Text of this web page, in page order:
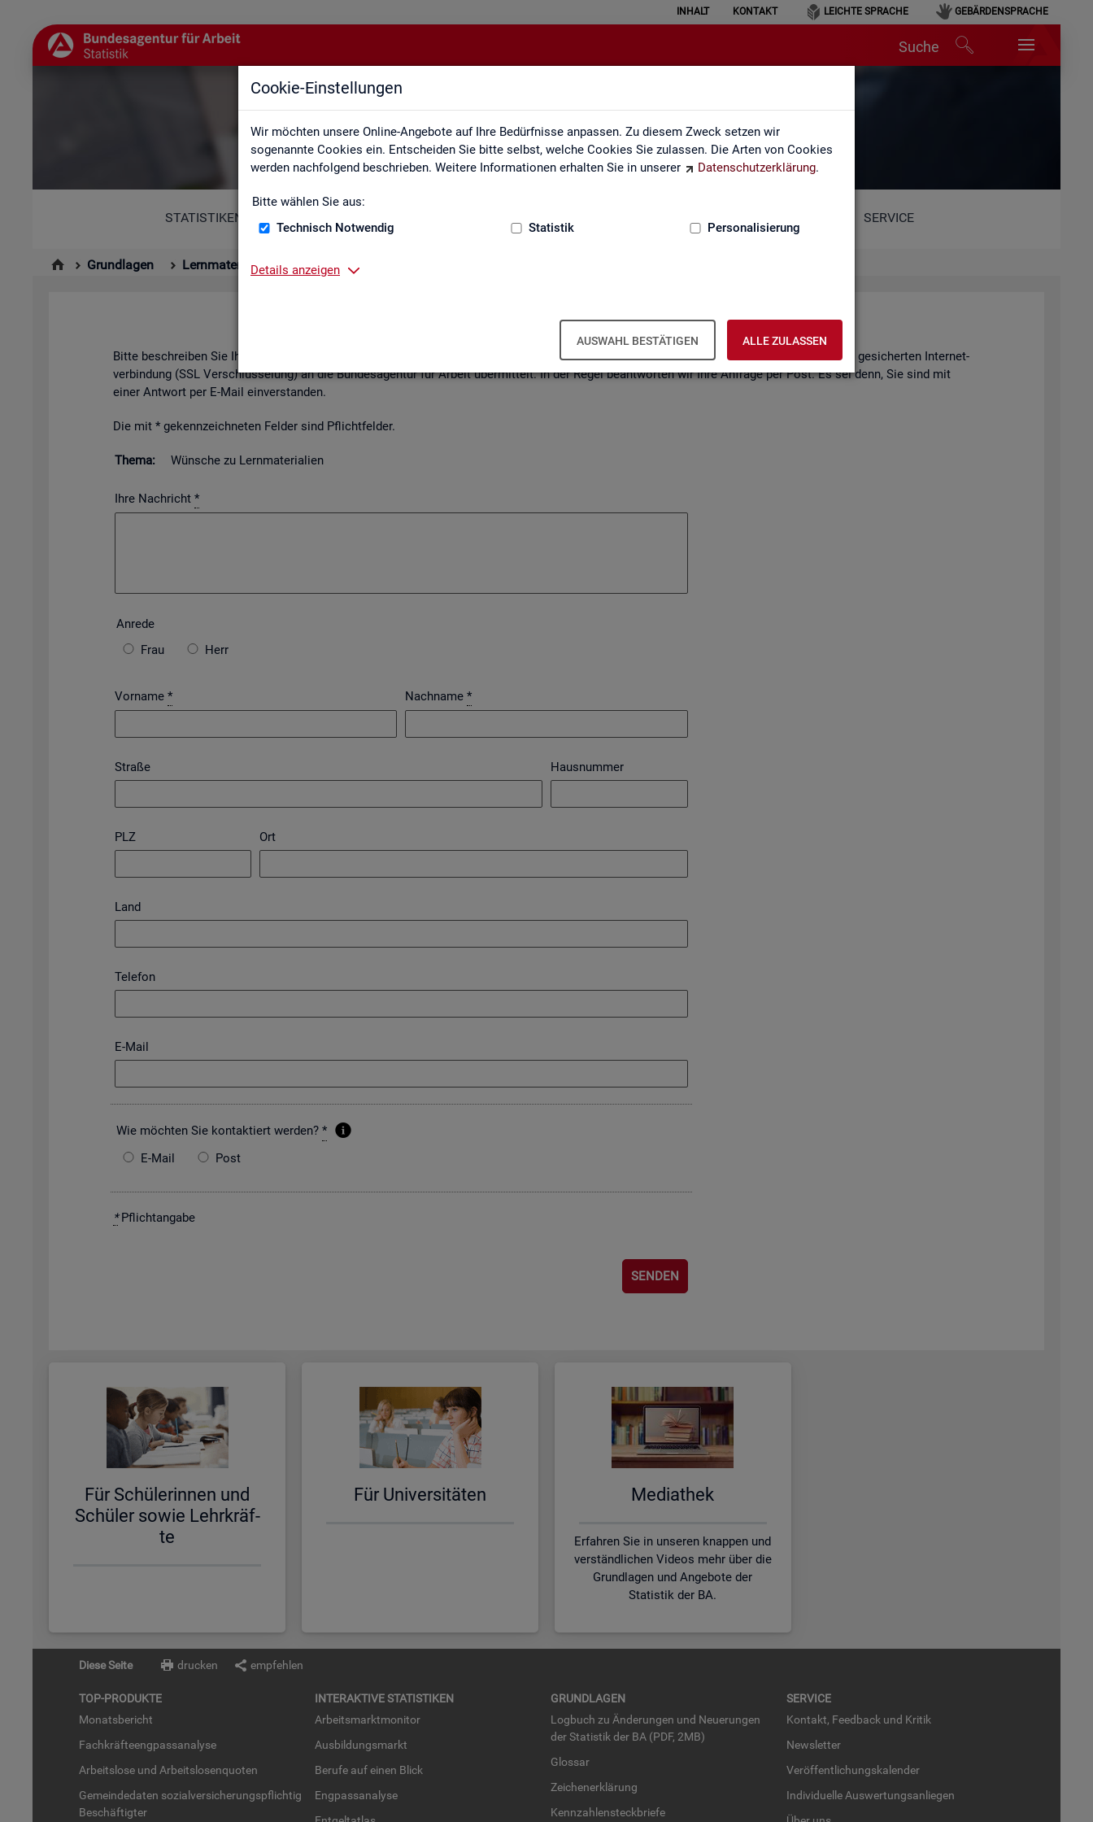
Cookie-Einstellungen
Wir möchten unsere Online-Angebote auf Ihre Bedürfnisse anpassen. Zu diesem Zweck setzen wir
sogenannte Cookies ein. Entscheiden Sie bitte selbst, welche Cookies Sie zulassen. Die Arten von Cookies
werden nachfolgend beschrieben. Weitere Informationen erhalten Sie in unserer
Datenschutzerklärung.
Bitte wählen Sie aus:
Technisch Notwendig
Statistik Personalisierung
Details anzeigen
AUSWAHL BESTÄTIGEN ALLE ZULASSEN
INHALT KONTAKT LEICHTE SPRACHE GEBÄRDENSPRACHE
Suche
Lernmaterialien
STATISTIKEN SERVICE
Grundlagen Lernmaterialien
Kon­takt
Bitte be­schrei­ben Sie Ihr An­lie­gen und fül­len Sie dazu die nach­fol­gen­den Fel­der aus. Ihre Ein­trä­ge in die­ses For­mu­lar wer­den mit­tels einer ge­si­cher­ten In­ter­net­
ver­bin­dung (SSL Ver­schlüs­se­lung) an die Bun­des­agen­tur für Ar­beit über­mit­telt. In der Regel be­ant­wor­ten wir Ihre An­fra­ge per Post. Es sei denn, Sie sind mit
einer Ant­wort per E-Mail ein­ver­stan­den.
Die mit * ge­kenn­zeich­ne­ten Fel­der sind Pflicht­fel­der.
Thema:Wün­sche zu Lern­ma­te­ria­li­en
Ihre Nachricht *
An­re­de
Frau
Herr
Vorname * Nachname*
Straße Hausnummer
PLZ Ort
Land
Telefon
E-Mail
Wie möch­ten Sie kon­tak­tiert wer­den? *
E-Mail
Post
*Pflicht­an­ga­be
Für Schü­le­rin­nen und
Schü­ler sowie Lehr­kräf­
te
Für Uni­ver­si­tä­ten Me­dia­thek
Erfahren Sie in unseren knappen und
verständlichen Videos mehr über die
Grundlagen und Angebote der
Statistik der BA.
Diese Seite drucken empfehlen
TOP-PRO­DUK­TE
Mo­nats­be­richt
Fach­kräf­te­eng­pass­ana­ly­se
Ar­beits­lo­se und Ar­beits­lo­sen­quo­ten
Ge­mein­de­da­ten so­zi­al­ver­si­che­rungs­pflich­tig
Be­schäf­tig­ter
IN­TER­AK­TI­VE STA­TIS­TI­KEN
Ar­beits­markt­mo­ni­tor
Aus­bil­dungs­markt
Be­ru­fe auf einen Blick
Eng­pass­ana­ly­se
GRUND­LA­GEN
Log­buch zu Än­de­run­gen und Neue­run­gen
der Sta­tis­tik der BA (PDF, 2MB)
Glos­sar
Zei­chen­er­klä­rung
Kenn­zah­len­steck­brie­fe
SER­VICE
Kon­takt, Feed­back und Kri­tik
News­let­ter
Ver­öf­fent­li­chungs­ka­len­der
In­di­vi­du­el­le Aus­wer­tungs­an­lie­gen